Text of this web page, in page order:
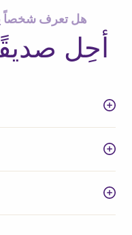
هل تعرف شخصاً
أحِل
تحقق من